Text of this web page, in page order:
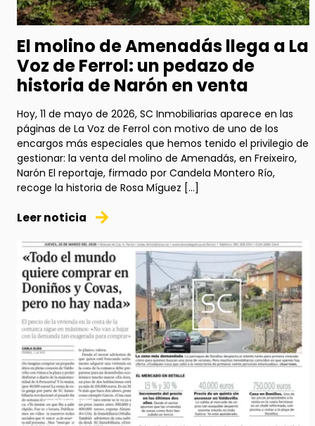
El molino de Amenadás llega a La
Voz de Ferrol: un pedazo de
historia de Narón en venta
Hoy, 11 de mayo de 2026, SC Inmobiliarias aparece en las
páginas de La Voz de Ferrol con motivo de uno de los
encargos más especiales que hemos tenido el privilegio de
gestionar: la venta del molino de Amenadás, en Freixeiro,
Narón El reportaje, firmado por Candela Montero Río,
recoge la historia de Rosa Míguez […]
Leer noticia